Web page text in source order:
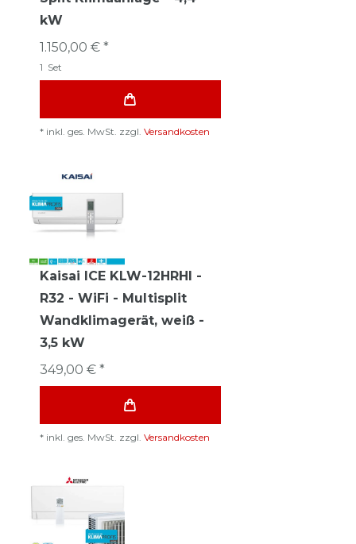
kW
1.150,00 € *
1 Set
* inkl. ges. MwSt. zzgl. Versandkosten
Kaisai ICE KLW-12HRHI -
R32 - WiFi - Multisplit
Wandklimagerät, weiß -
3,5 kW
349,00 € *
* inkl. ges. MwSt. zzgl. Versandkosten